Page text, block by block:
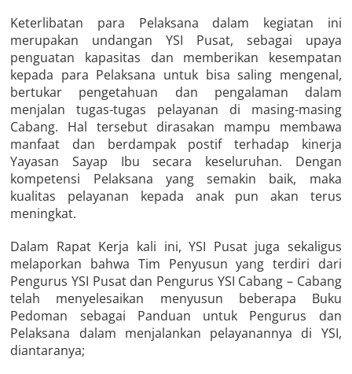
Keterlibatan para Pelaksana dalam kegiatan ini
merupakan undangan YSI Pusat, sebagai upaya
penguatan kapasitas dan memberikan kesempatan
kepada para Pelaksana untuk bisa saling mengenal,
bertukar pengetahuan dan pengalaman dalam
menjalan tugas-tugas pelayanan di masing-masing
Cabang. Hal tersebut dirasakan mampu membawa
manfaat dan berdampak postif terhadap kinerja
Yayasan Sayap Ibu secara keseluruhan. Dengan
kompetensi Pelaksana yang semakin baik, maka
kualitas pelayanan kepada anak pun akan terus
meningkat.
Dalam Rapat Kerja kali ini, YSI Pusat juga sekaligus
melaporkan bahwa Tim Penyusun yang terdiri dari
Pengurus YSI Pusat dan Pengurus YSI Cabang – Cabang
telah menyelesaikan menyusun beberapa Buku
Pedoman sebagai Panduan untuk Pengurus dan
Pelaksana dalam menjalankan pelayanannya di YSI,
diantaranya;